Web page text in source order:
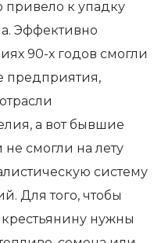
привело к упадку
Эффективно
90-х годов смогли
предприятия,
а вот бывшие
смогли на лету
систему
Для того, чтобы
крестьянину нужны